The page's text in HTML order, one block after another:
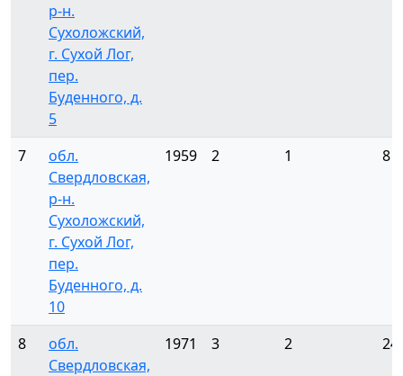
р-н.
Сухоложский,
г. Сухой Лог,
пер.
Буденного, д.
5
7
обл.
Свердловская,
р-н.
Сухоложский,
г. Сухой Лог,
пер.
Буденного, д.
10
1959 2 1 8
8
обл.
Свердловская,
1971 3 2 24